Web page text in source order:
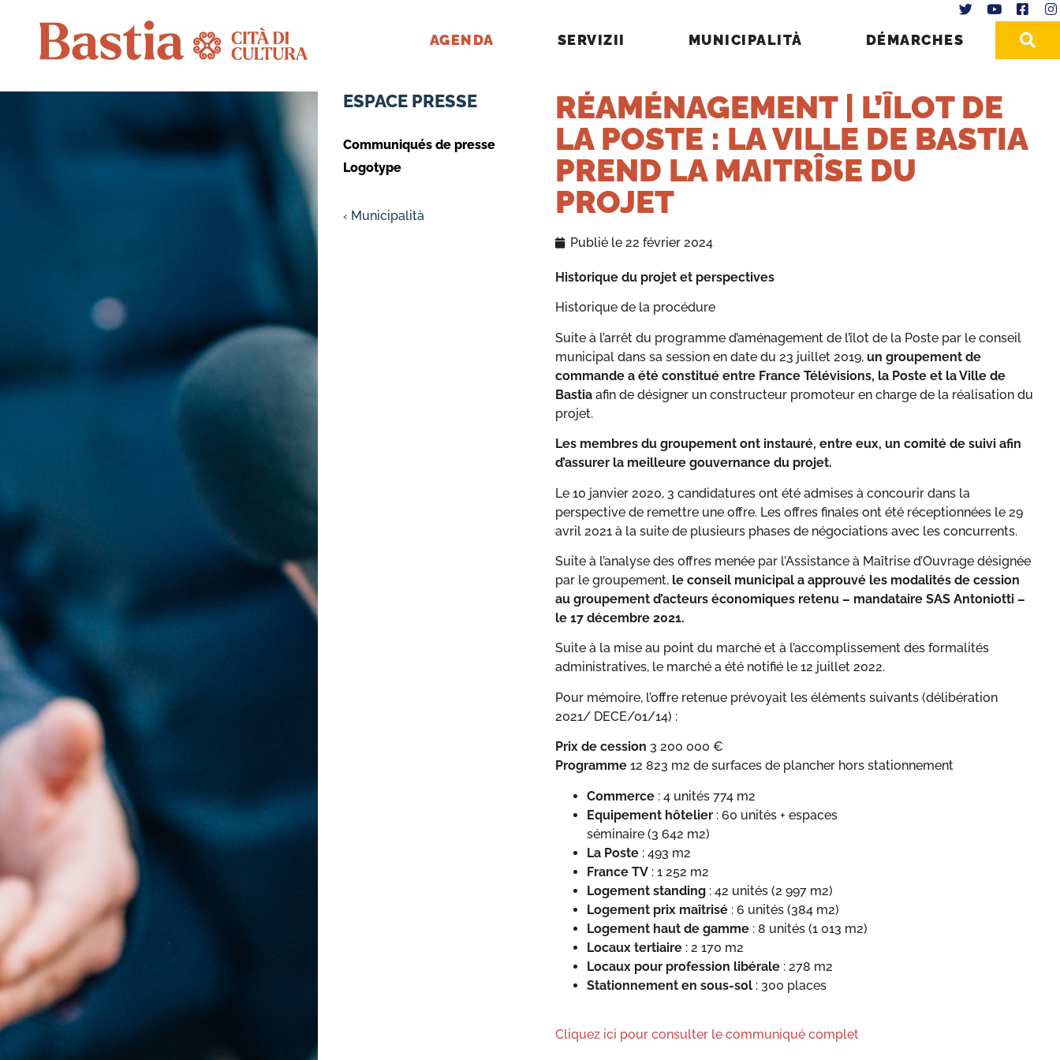
AGENDA SERVIZII MUNICIPALITÀ DÉMARCHES
ESPACE PRESSE
Communiqués de presse
Logotype
‹ Municipalità
RÉAMÉNAGEMENT | L’ÎLOT DE
LA POSTE : LA VILLE DE BASTIA
PREND LA MAITRÎSE DU
PROJET
Publié le 22 février 2024
Historique du projet et perspectives
Historique de la procédure
Suite à l’arrêt du programme d’aménagement de l’îlot de la Poste par le conseil
municipal dans sa session en date du 23 juillet 2019, un groupement de
commande a été constitué entre France Télévisions, la Poste et la Ville de
Bastia afin de désigner un constructeur promoteur en charge de la réalisation du
projet.
Les membres du groupement ont instauré, entre eux, un comité de suivi afin
d’assurer la meilleure gouvernance du projet.
Le 10 janvier 2020, 3 candidatures ont été admises à concourir dans la
perspective de remettre une offre. Les offres finales ont été réceptionnées le 29
avril 2021 à la suite de plusieurs phases de négociations avec les concurrents.
Suite à l’analyse des offres menée par l’Assistance à Maîtrise d’Ouvrage désignée
par le groupement, le conseil municipal a approuvé les modalités de cession
au groupement d’acteurs économiques retenu – mandataire SAS Antoniotti –
le 17 décembre 2021.
Suite à la mise au point du marché et à l’accomplissement des formalités
administratives, le marché a été notifié le 12 juillet 2022.
Pour mémoire, l’offre retenue prévoyait les éléments suivants (délibération
2021/ DECE/01/14) :
Prix de cession 3 200 000 €
Programme 12 823 m2 de surfaces de plancher hors stationnement
Commerce : 4 unités 774 m2
Equipement hôtelier : 60 unités + espaces
séminaire (3 642 m2)
La Poste : 493 m2
France TV : 1 252 m2
Logement standing : 42 unités (2 997 m2)
Logement prix maîtrisé : 6 unités (384 m2)
Logement haut de gamme : 8 unités (1 013 m2)
Locaux tertiaire : 2 170 m2
Locaux pour profession libérale : 278 m2
Stationnement en sous-sol : 300 places
Cliquez ici pour consulter le communiqué complet